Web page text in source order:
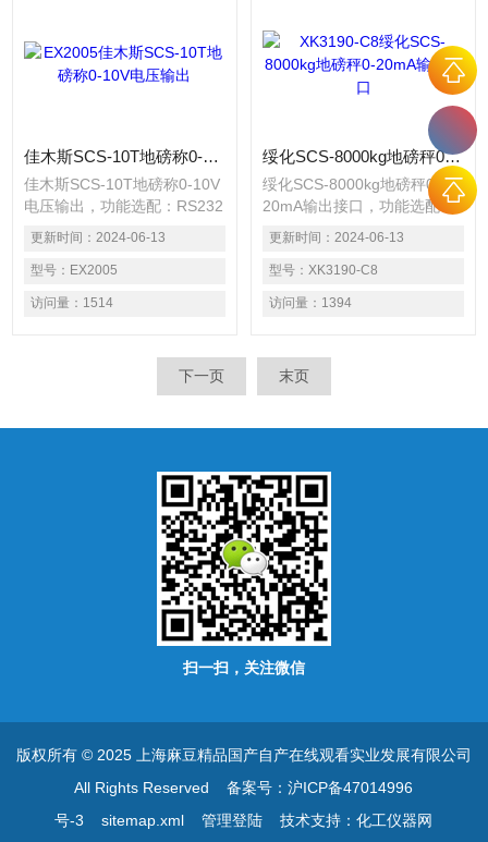
佳木斯SCS-10T地磅称0-10V电压输出
佳木斯SCS-10T地磅称0-10V
电压输出，功能选配：RS232
电脑串口，RS485接口,0-
20mA/0-10V数字信号 ∴ 选配
仪表：全不锈钢仪表、防爆称
重仪表、带打印仪表
更新时间： 2024-06-13
型号： EX2005
访问量： 1514
绥化SCS-8000kg地磅秤0-20mA输出接口
绥化SCS-8000kg地磅秤0-
20mA输出接口，功能选配：
RS232电脑串口，RS485接
口,0-20mA/0-10V数字信号 ∴
选配仪表：全不锈钢仪表、防
爆称重仪表、带打印仪表
更新时间： 2024-06-13
型号： XK3190-C8
访问量： 1394
下一页 末页
扫一扫，关注微信
版权所有 © 2025 上海麻豆精品国产自产在线观看实业发展有限公司
All Rights Reserved备案号：沪ICP备47014996
号-3
sitemap.xml 管理登陆 技术支持：化工仪器网